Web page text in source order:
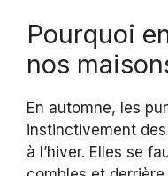
Pourquoi
nos
En automne, les
instinctivement des
à l’hiver. Elles se